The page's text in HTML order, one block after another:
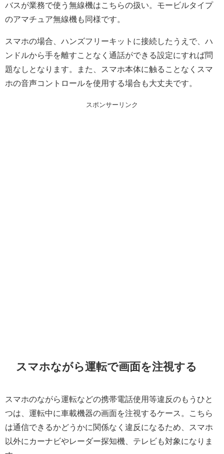
バスが業務で使う無線機はこちらの扱い。モービルタイプ
のアマチュア無線機も同様です。
スマホの場合、ハンズフリーキットに接続したうえで、ハ
ンドルから手を離すことなく通話ができる設定にすれば問
題なしとなります。また、スマホ本体に触ることなくスマ
ホの音声コントロールを使用する場合も大丈夫です。
スポンサーリンク
スマホながら運転で画面を注視する
スマホのながら運転などの携帯電話使用等違反のもうひと
つは、運転中に車載機器の画面を注視するケース。こちら
は通信できるかどうかに関係なく違反になるため、スマホ
以外にカーナビやレーダー探知機、テレビも対象になりま